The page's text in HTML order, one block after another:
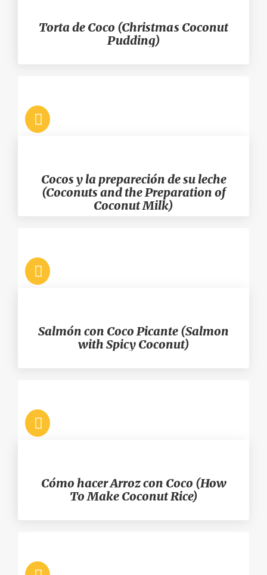
Torta de Coco (Christmas Coconut
Pudding)
Cocos y la prepareción de su leche
(Coconuts and the Preparation of
Coconut Milk)
Salmón con Coco Picante (Salmon
with Spicy Coconut)
Cómo hacer Arroz con Coco (How
To Make Coconut Rice)